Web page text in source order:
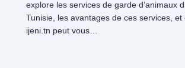
explore les services de garde d’animaux
Tunisie, les avantages de ces services, et
ijeni.tn peut vous…